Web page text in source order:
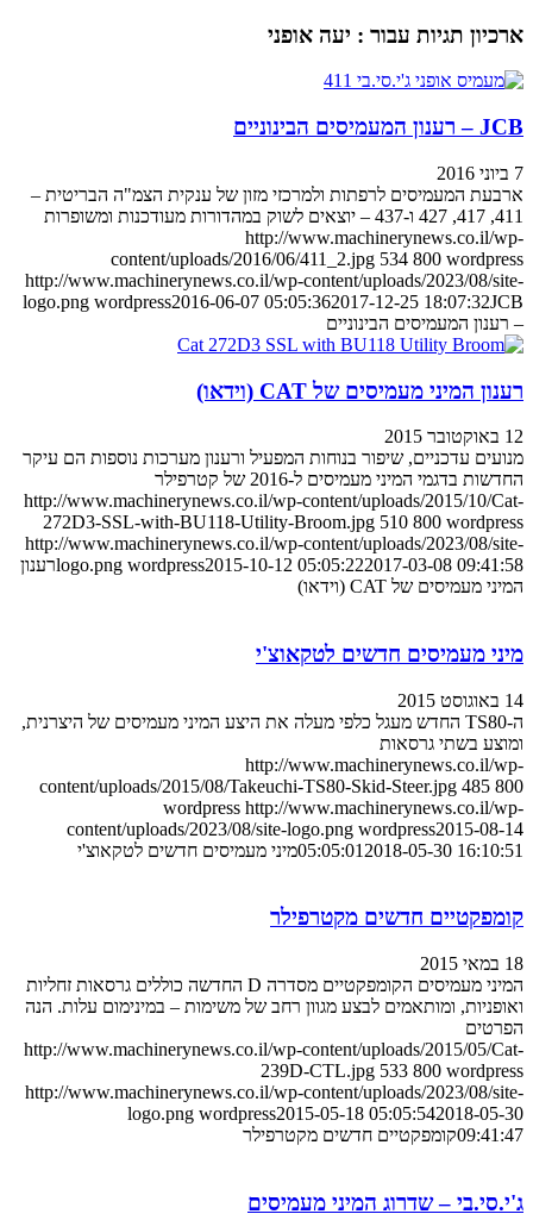
ארכיון תגיות עבור : יעה אופני
JCB – רענון המעמיסים הבינוניים
7 ביוני 2016
ארבעת המעמיסים לרפתות ולמרכזי מזון של ענקית הצמ"ה הבריטית –
411, 417, 427 ו-437 – יוצאים לשוק במהדורות מעודכנות ומשופרות
http://www.machinerynews.co.il/wp-
content/uploads/2016/06/411_2.jpg 534 800 wordpress
http://www.machinerynews.co.il/wp-content/uploads/2023/08/site-
logo.png wordpress2016-06-07 05:05:362017-12-25 18:07:32JCB
– רענון המעמיסים הבינוניים
רענון המיני מעמיסים של CAT (וידאו)
12 באוקטובר 2015
מנועים עדכניים, שיפור בנוחות המפעיל ורענון מערכות נוספות הם עיקר
החדשות בדגמי המיני מעמיסים ל-2016 של קטרפילר
http://www.machinerynews.co.il/wp-content/uploads/2015/10/Cat-
272D3-SSL-with-BU118-Utility-Broom.jpg 510 800 wordpress
http://www.machinerynews.co.il/wp-content/uploads/2023/08/site-
logo.png wordpress2015-10-12 05:05:222017-03-08 09:41:58
רענון
המיני מעמיסים של CAT (וידאו)
מיני מעמיסים חדשים לטקאוצ'י
14 באוגוסט 2015
ה-TS80 החדש מעגל כלפי מעלה את היצע המיני מעמיסים של היצרנית,
ומוצע בשתי גרסאות
http://www.machinerynews.co.il/wp-
content/uploads/2015/08/Takeuchi-TS80-Skid-Steer.jpg 485 800
wordpress http://www.machinerynews.co.il/wp-
content/uploads/2023/08/site-logo.png wordpress2015-08-14
05:05:01 2018-05-30 16:10:51 מיני מעמיסים חדשים לטקאוצ'י
קומפקטיים חדשים מקטרפילר
18 במאי 2015
המיני מעמיסים הקומפקטיים מסדרה D החדשה כוללים גרסאות זחליות
ואופניות, ומותאמים לבצע מגוון רחב של משימות – במינימום עלות. הנה
הפרטים
http://www.machinerynews.co.il/wp-content/uploads/2015/05/Cat-
239D-CTL.jpg 533 800 wordpress
http://www.machinerynews.co.il/wp-content/uploads/2023/08/site-
logo.png wordpress2015-05-18 05:05:542018-05-30
09:41:47קומפקטיים חדשים מקטרפילר
ג'י.סי.בי – שדרוג המיני מעמיסים